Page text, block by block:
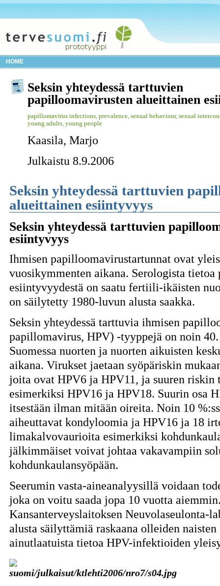
HOME
Seksin yhteydessä tarttuvien
papilloomavirusten alueittainen
papillomavirus infections prevalence sexual behaviour, sexual
young adults young people
Kaasila, Marjo
Julkaistu 8.9.2006
Seksin yhteydessä tarttuvien
alueittainen esiintyvyys
Seksin yhteydessä tarttuvien
esiintyvyys
Ihmisen papilloomavirustartunnat ovat
vuosikymmenten aikana. Serologista
esiintyvyydestä on saatu fertiili-ikäisten
on säilytetty 1980-luvun alusta saakka.
Seksin yhteydessä tarttuvia ihmisen
papillomavirus, HPV) -tyyppejä on noin
Suomessa nuorten ja nuorten aikuisten
aikana. Virukset jaetaan syöpäriskin
joita ovat HPV6 ja HPV11, ja suuren
esimerkiksi HPV16 ja HPV18. Suurin osa
itsestään ilman mitään oireita. Noin 10
aiheuttavat kondyloomia ja HPV16 ja 18
limakalvovaurioita esimerkiksi
jälkimmäiset voivat johtaa vakavampiin
kohdunkaulansyöpään.
Seerumin vasta-aineanalyysillä voidaan
joka on voitu saada jopa 10 vuotta
Kansanterveyslaitoksen Neuvolaseulonta-
alusta säilyttämiä raskaana olleiden naisten
ainutlaatuista tietoa HPV-infektioiden